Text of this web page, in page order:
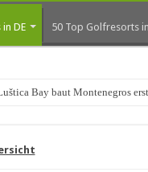
DE 50 Top Golfresorts
Bay baut Montenegros